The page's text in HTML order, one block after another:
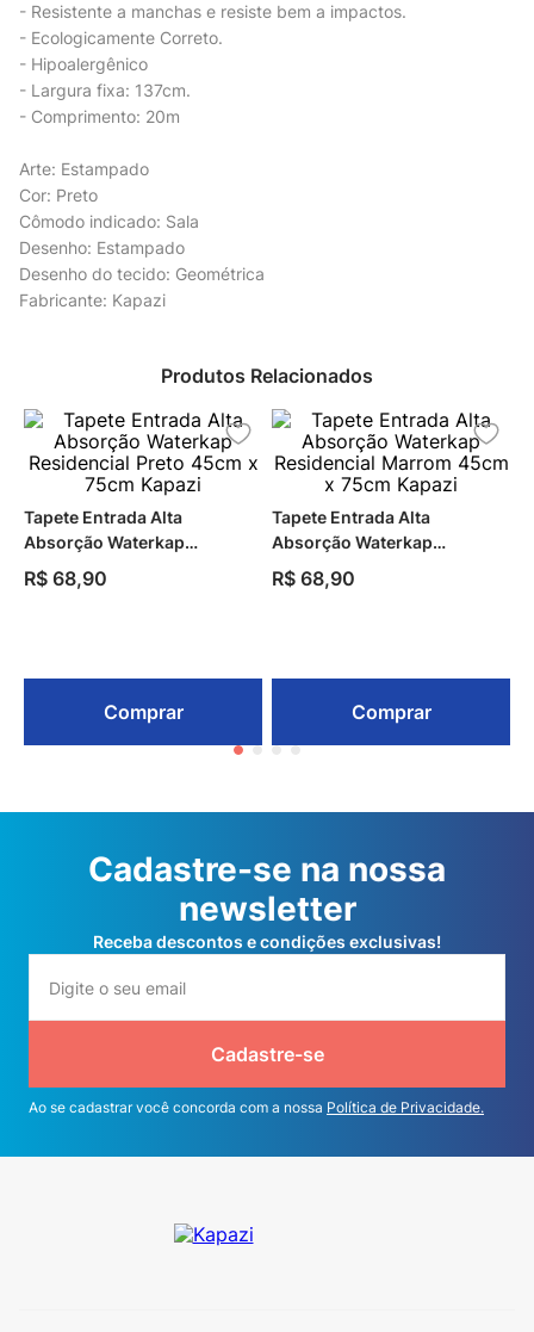
- Resistente a manchas e resiste bem a impactos.
- Ecologicamente Correto.
- Hipoalergênico
- Largura fixa: 137cm.
- Comprimento: 20m
Arte: Estampado
Cor: Preto
Cômodo indicado: Sala
Desenho: Estampado
Desenho do tecido: Geométrica
Fabricante: Kapazi
Produtos Relacionados
Tapete Entrada Alta
Absorção Waterkap
Residencial Preto 45cm x
75cm Kapazi
R$ 68,90
Comprar
Tapete Entrada Alta
Absorção Waterkap
Residencial Marrom 45cm x
75cm Kapazi
R$ 68,90
Comprar
Cadastre-se na nossa
newsletter
Receba descontos e condições exclusivas!
Cadastre-se
Ao se cadastrar você concorda com a nossa Política de Privacidade.